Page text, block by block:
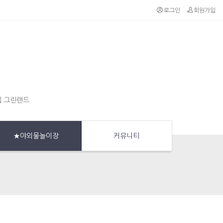
로그인 회원가입
그린랜드
★야외물놀이장 커뮤니티